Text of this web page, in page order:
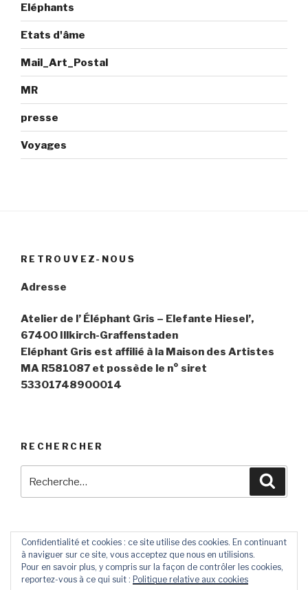
Eléphants
Etats d'âme
Mail_Art_Postal
MR
presse
Voyages
RETROUVEZ-NOUS
Adresse
Atelier de l’ Éléphant Gris – Elefante Hiesel’,
67400 Illkirch-Graffenstaden
Eléphant Gris est affilié à la Maison des Artistes
MA R581087 et possède le n° siret
53301748900014
RECHERCHER
pour
ContactLivre
D’Or
Confidentialité et cookies : ce site utilise des cookies. En continuant
à naviguer sur ce site, vous acceptez que nous en utilisions.
Pour en savoir plus, y compris sur la façon de contrôler les cookies,
reportez-vous à ce qui suit : Politique relative aux cookies